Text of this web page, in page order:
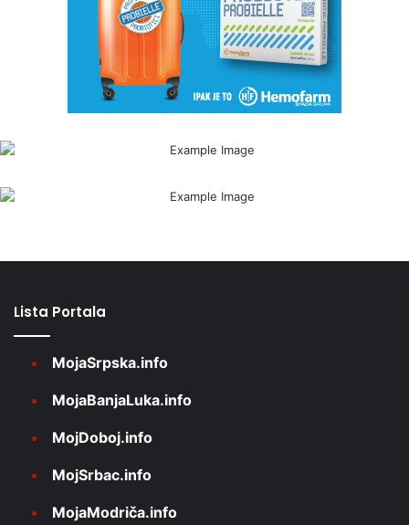
Lista Portala
MojaSrpska.info
MojaBanjaLuka.info
MojDoboj.info
MojSrbac.info
MojaModriča.info